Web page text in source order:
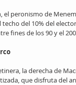
el peronismo de
del 10% del
fines de los 90 y el
la derecha de
que disfruta del